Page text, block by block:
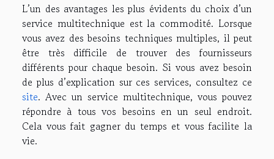
L’un des avantages les plus évidents du choix d’un
service multitechnique est la commodité. Lorsque
vous avez des besoins techniques multiples, il peut
être très difficile de trouver des fournisseurs
différents pour chaque besoin. Si vous avez besoin
de plus d’explication sur ces services, consultez ce
site. Avec un service multitechnique, vous pouvez
répondre à tous vos besoins en un seul endroit.
Cela vous fait gagner du temps et vous facilite la
vie.